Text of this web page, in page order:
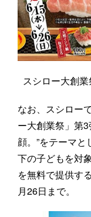
スシロー大創
なお、スシロー
ー大創業祭」第
顔。”をテーマ
下の子どもを対
を無料で提供す
月26日まで。